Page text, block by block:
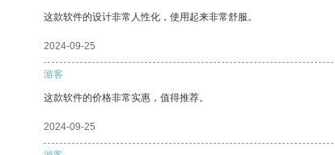
这款软件的设计非常人性化，使用起来非常舒服。
2024-09-25
游客
这款软件的价格非常实惠，值得推荐。
2024-09-25